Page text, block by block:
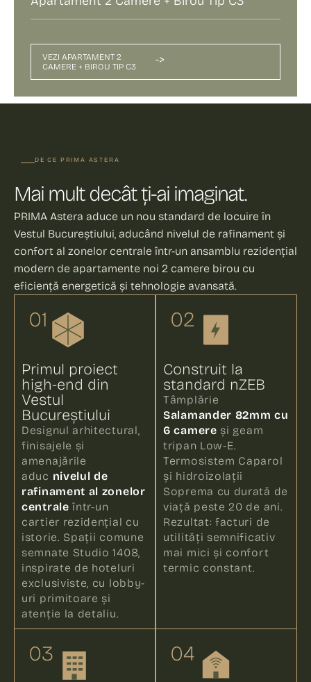
VEZI APARTAMENT 2
CAMERE + BIROU TIP C3
->
DE CE PRIMA ASTERA
Mai mult decât ți-ai imaginat.
PRIMA Astera aduce un nou standard de locuire în
Vestul Bucureștiului, aducând nivelul de rafinament și
confort al zonelor centrale într-un ansamblu rezidențial
modern de apartamente noi 2 camere birou cu
eficiență energetică și tehnologie avansată.
01
Primul proiect
high-end din
Vestul
Bucureștiului
Designul arhitectural,
finisajele și
amenajările
aduc nivelul de
rafinament al zonelor
centrale într-un
cartier rezidențial cu
istorie. Spații comune
semnate Studio 1408,
inspirate de hoteluri
exclusiviste, cu lobby-
uri primitoare și
atenție la detaliu.
02
Construit la
standard nZEB
Tâmplărie
Salamander 82mm cu
6 camere și geam
tripan Low-E.
Termosistem Caparol
și hidroizolații
Soprema cu durată de
viață peste 20 de ani.
Rezultat: facturi de
utilități semnificativ
mai mici și confort
termic constant.
03 04